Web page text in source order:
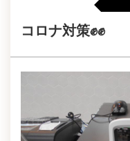
コロナ対策✊✊